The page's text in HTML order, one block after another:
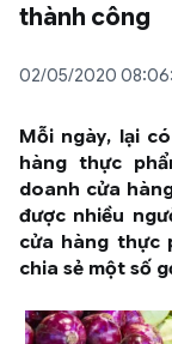
thành công
02/05/2020
Mỗi ngày, lại
hàng thực
doanh cửa
được nhiều
cửa hàng thực
chia sẻ một số